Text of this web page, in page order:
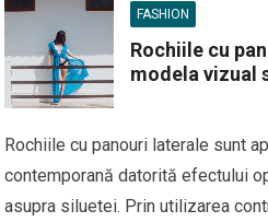
FASHION
Rochiile cu
modela vizual
Rochiile cu panouri laterale sunt
contemporană datorită efectului
asupra siluetei. Prin utilizarea